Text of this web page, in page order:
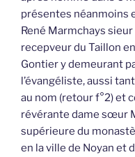
présentes néanmoins
René Marmchays
recepveur du Taillon
Gontier y demeurant
l’évangéliste, aussi
au nom (retour f°2) et
révérante dame sœur
supérieure du
en la ville de Noyan et